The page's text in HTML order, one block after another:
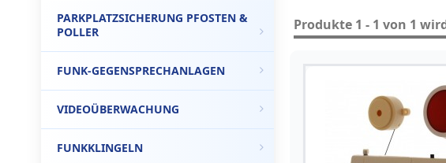
Produkte 1 - 1 von 1
PARKPLATZSICHERUNG PFOSTEN &
POLLER
FUNK-GEGENSPRECHANLAGEN
VIDEOÜBERWACHUNG
FUNKKLINGELN